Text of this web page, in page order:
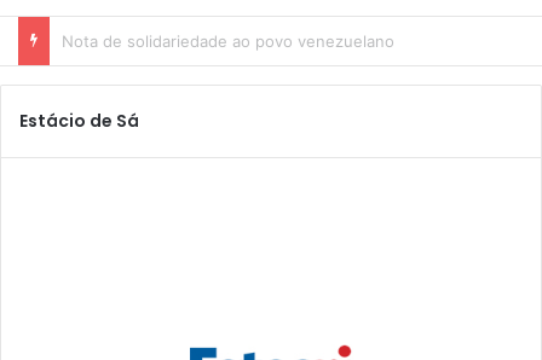
Nota de solidariedade ao povo venezuelano
Estácio de Sá